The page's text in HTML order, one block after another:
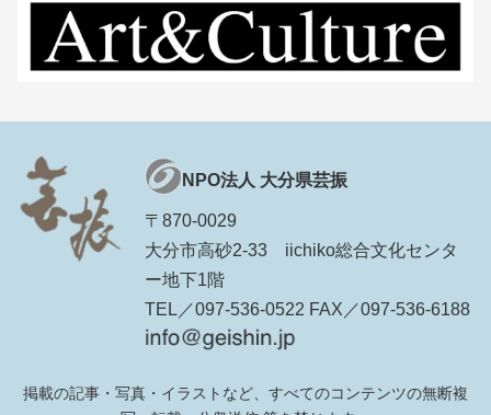
NPO法人 大分県芸振
〒870-0029
大分市高砂2-33 iichiko総合文化センタ
ー地下1階
TEL／097-536-0522 FAX／097-536-6188
掲載の記事・写真・イラストなど、すべてのコンテンツの無断複